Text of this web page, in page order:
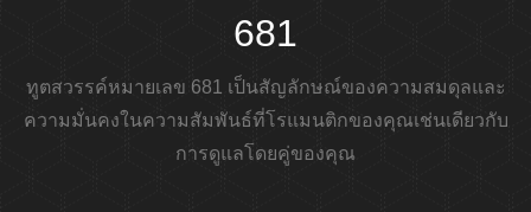
681
ทูตสวรรค์หมายเลข 681 เป็นสัญลักษณ์ของความสมดุลและ
ความมั่นคงในความสัมพันธ์ที่โรแมนติกของคุณเช่นเดียวกับ
การดูแลโดยคู่ของคุณ